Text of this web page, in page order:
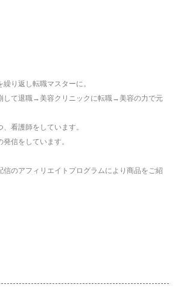
り返し転職マスターに。
して退職→美容クリニックに転職→美容の力で元
看護師をしています。
信をしています。
のアフィリエイトプログラムにより商品をご紹